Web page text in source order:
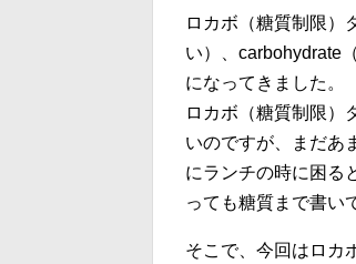
ロカボ（糖質制限）
い）、carbohydrate
になってきました。
ロカボ（糖質制限）
いのですが、まだあ
にランチの時に困る
っても糖質まで書い
そこで、今回はロカ